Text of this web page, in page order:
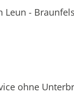
Leun -
ohne